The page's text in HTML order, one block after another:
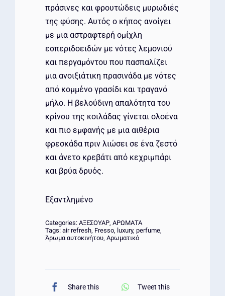
πράσινες και φρουτώδεις μυρωδιές
της φύσης. Αυτός ο κήπος ανοίγει
με μια αστραφτερή ομίχλη
εσπεριδοειδών με νότες λεμονιού
και περγαμόντου που πασπαλίζει
μια ανοιξιάτικη πρασινάδα με νότες
από κομμένο γρασίδι και τραγανό
μήλο. Η βελούδινη απαλότητα του
κρίνου της κοιλάδας γίνεται ολοένα
και πιο εμφανής με μια αιθέρια
φρεσκάδα πριν λιώσει σε ένα ζεστό
και άνετο κρεβάτι από κεχριμπάρι
και βρύα δρυός.
Εξαντλημένο
Categories: ΑΞΕΣΟΥΑΡ, ΑΡΩΜΑΤΑ
Tags: air refresh, Fresso, luxury, perfume,
Άρωμα αυτοκινήτου, Αρωματικό
Share this
Tweet this